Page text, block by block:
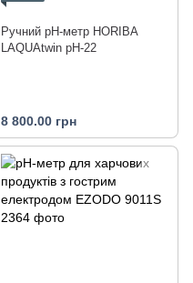
Ручний рН-метр HORIBA
LAQUAtwin pH-22
8 800.00 грн